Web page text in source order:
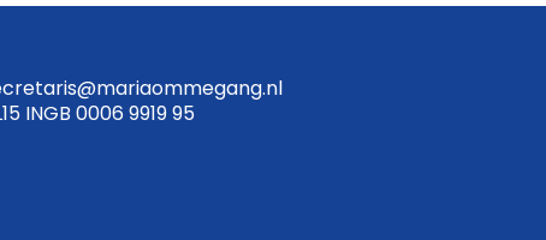
INGB 0006 9919 95